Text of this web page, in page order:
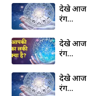
देखे आज
रंग…
देखे आज
रंग…
देखे आज
रंग…